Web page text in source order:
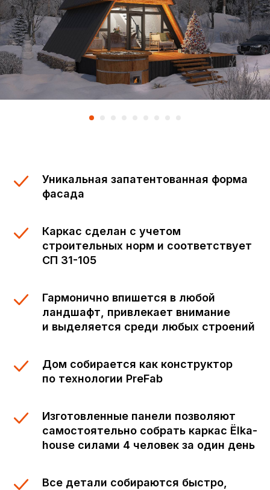
Уникальная запатентованная форма
фасада
Каркас сделан с учетом
строительных норм и соответствует
СП 31-105
Гармонично впишется в любой
ландшафт, привлекает внимание
и выделяется среди любых строений
Дом собирается как конструктор
по технологии PreFab
Изготовленные панели позволяют
самостоятельно собрать каркас Ёlka-
house силами 4 человек за один день
Все детали собираются быстро,